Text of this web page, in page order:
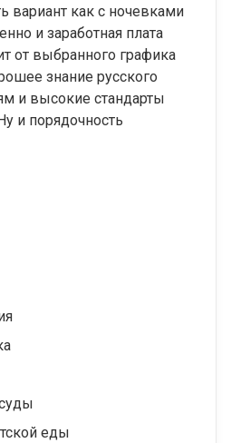
вариант как с ночевками
и заработная плата
от выбранного графика
знание русского
и высокие стандарты
и порядочность
еды